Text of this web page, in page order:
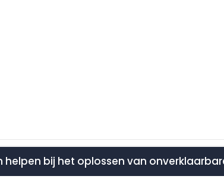
bij het oplossen van